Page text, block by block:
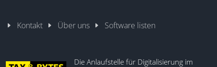
Kontakt Über uns Software listen
Die Anlaufstelle für Digitalisierung im